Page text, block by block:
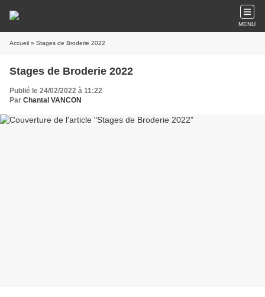
MENU
Accueil » Stages de Broderie 2022
Stages de Broderie 2022
Publié le 24/02/2022 à 11:22
Par Chantal VANCON